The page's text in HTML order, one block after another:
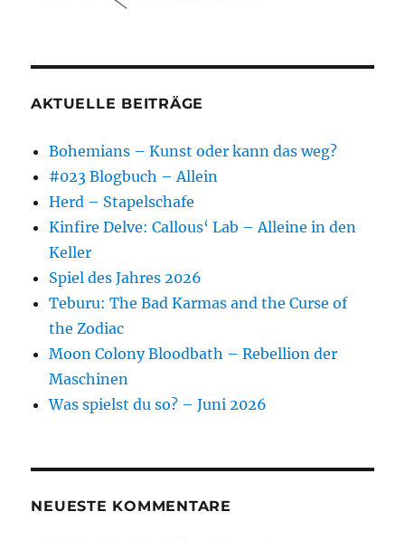
AKTUELLE BEITRÄGE
Bohemians – Kunst oder kann das weg?
#023 Blogbuch – Allein
Herd – Stapelschafe
Kinfire Delve: Callous‘ Lab – Alleine in den
Keller
Spiel des Jahres 2026
Teburu: The Bad Karmas and the Curse of
the Zodiac
Moon Colony Bloodbath – Rebellion der
Maschinen
Was spielst du so? – Juni 2026
NEUESTE KOMMENTARE